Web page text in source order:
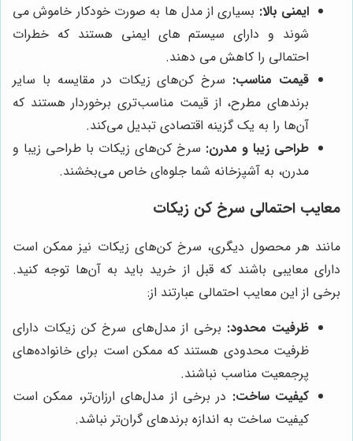
ایمنی بالا: بسیاری از مدل ها به صورت خودکار خاموش می
شوند و دارای سیستم های ایمنی هستند که خطرات
احتمالی را کاهش می دهند.
قیمت مناسب: سرخ کن‌های زیکات در مقایسه با سایر
برندهای مطرح، از قیمت مناسب‌تری برخوردار هستند که
آن‌ها را به یک گزینه اقتصادی تبدیل می‌کند.
طراحی زیبا و مدرن: سرخ کن‌های زیکات با طراحی زیبا و
مدرن، به آشپزخانه شما جلوه‌ای خاص می‌بخشند.
معایب احتمالی سرخ کن زیکات
مانند هر محصول دیگری، سرخ کن‌های زیکات نیز ممکن است
دارای معایبی باشند که قبل از خرید باید به آن‌ها توجه کنید.
برخی از این معایب احتمالی عبارتند از:
ظرفیت محدود: برخی از مدل‌های سرخ کن زیکات دارای
ظرفیت محدودی هستند که ممکن است برای خانواده‌های
پرجمعیت مناسب نباشند.
کیفیت ساخت: در برخی از مدل‌های ارزان‌تر، ممکن است
کیفیت ساخت به اندازه برندهای گران‌تر نباشد.